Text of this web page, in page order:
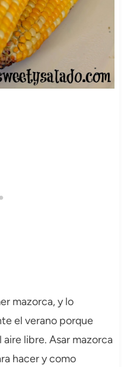
mazorca, y lo
el verano porque
libre. Asar mazorca
hacer y como